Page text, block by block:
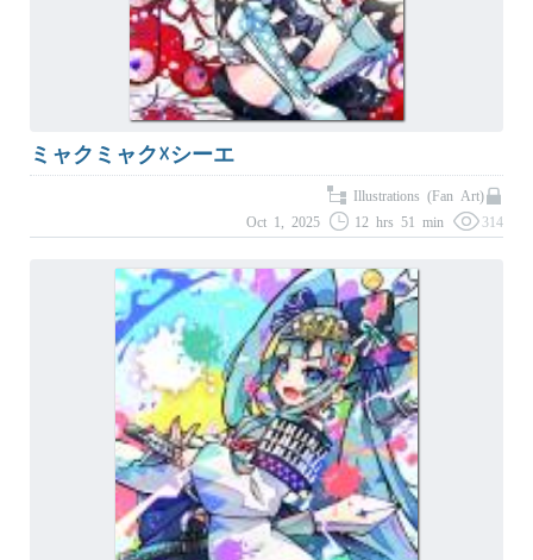
ミャクミャク☓シーエ
Illustrations (Fan Art)
Oct 1, 2025
12 hrs 51 min 314